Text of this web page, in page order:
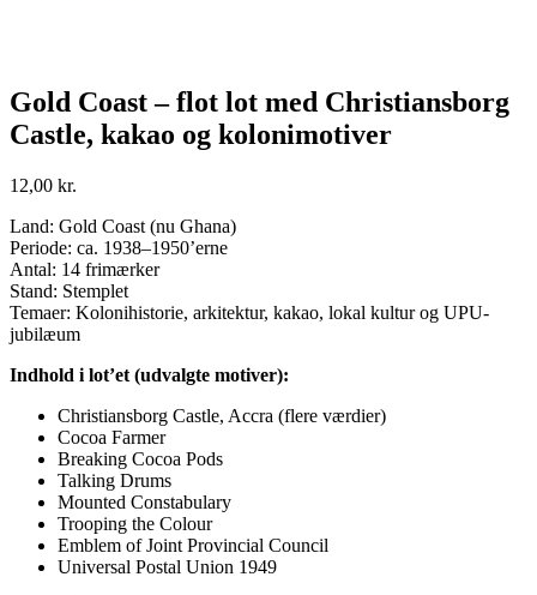
Gold Coast – flot lot med Christiansborg
Castle, kakao og kolonimotiver
12,00 kr.
Land: Gold Coast (nu Ghana)
Periode: ca. 1938–1950’erne
Antal: 14 frimærker
Stand: Stemplet
Temaer: Kolonihistorie, arkitektur, kakao, lokal kultur og UPU-
jubilæum
Indhold i lot’et (udvalgte motiver):
Christiansborg Castle, Accra (flere værdier)
Cocoa Farmer
Breaking Cocoa Pods
Talking Drums
Mounted Constabulary
Trooping the Colour
Emblem of Joint Provincial Council
Universal Postal Union 1949